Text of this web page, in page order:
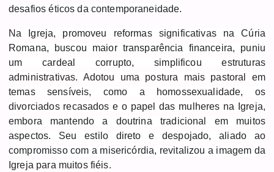
desafios éticos da contemporaneidade.
Na Igreja, promoveu reformas significativas na Cúria
Romana, buscou maior transparência financeira, puniu
um cardeal corrupto, simplificou estruturas
administrativas. Adotou uma postura mais pastoral em
temas sensíveis, como a homossexualidade, os
divorciados recasados e o papel das mulheres na Igreja,
embora mantendo a doutrina tradicional em muitos
aspectos. Seu estilo direto e despojado, aliado ao
compromisso com a misericórdia, revitalizou a imagem da
Igreja para muitos fiéis.